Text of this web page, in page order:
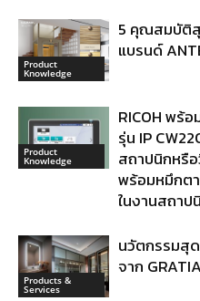
Product
Knowledge
5 คุณสมบัติ
แบรนด์
Product
Knowledge
RICOH พร้
รุ่น IP
สถาปนิกหรื
พร้อมหมึกต
ในงานสถาป
Products &
Services
นวัตกรรมสุ
จาก